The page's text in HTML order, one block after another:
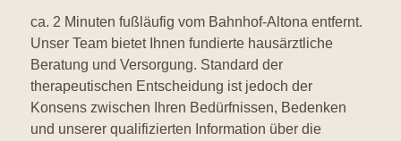
ca. 2 Minuten fußläufig vom Bahnhof-Altona entfernt.
Unser Team bietet Ihnen fundierte hausärztliche
Beratung und Versorgung. Standard der
therapeutischen Entscheidung ist jedoch der
Konsens zwischen Ihren Bedürfnissen, Bedenken
und unserer qualifizierten Information über die